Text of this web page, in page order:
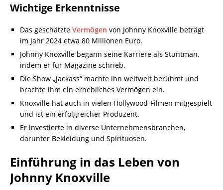
Wichtige Erkenntnisse
Das geschätzte Vermögen von Johnny Knoxville beträgt
im Jahr 2024 etwa 80 Millionen Euro.
Johnny Knoxville begann seine Karriere als Stuntman,
indem er für Magazine schrieb.
Die Show „Jackass“ machte ihn weltweit berühmt und
brachte ihm ein erhebliches Vermögen ein.
Knoxville hat auch in vielen Hollywood-Filmen mitgespielt
und ist ein erfolgreicher Produzent.
Er investierte in diverse Unternehmensbranchen,
darunter Bekleidung und Spirituosen.
Einführung in das Leben von
Johnny Knoxville